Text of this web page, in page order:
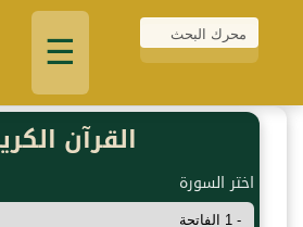
☰
القرآن
اختر السورة